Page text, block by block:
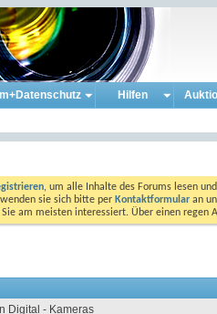
Hilfen
, um alle Inhalte des Forums lesen
sie sich bitte per Kontaktformular an
am meisten interessiert. Über einen
Digital - Kameras